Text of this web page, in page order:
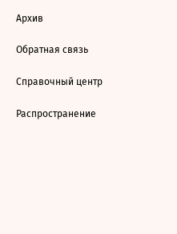
Архив
Обратная связь
Справочный центр
Распространение